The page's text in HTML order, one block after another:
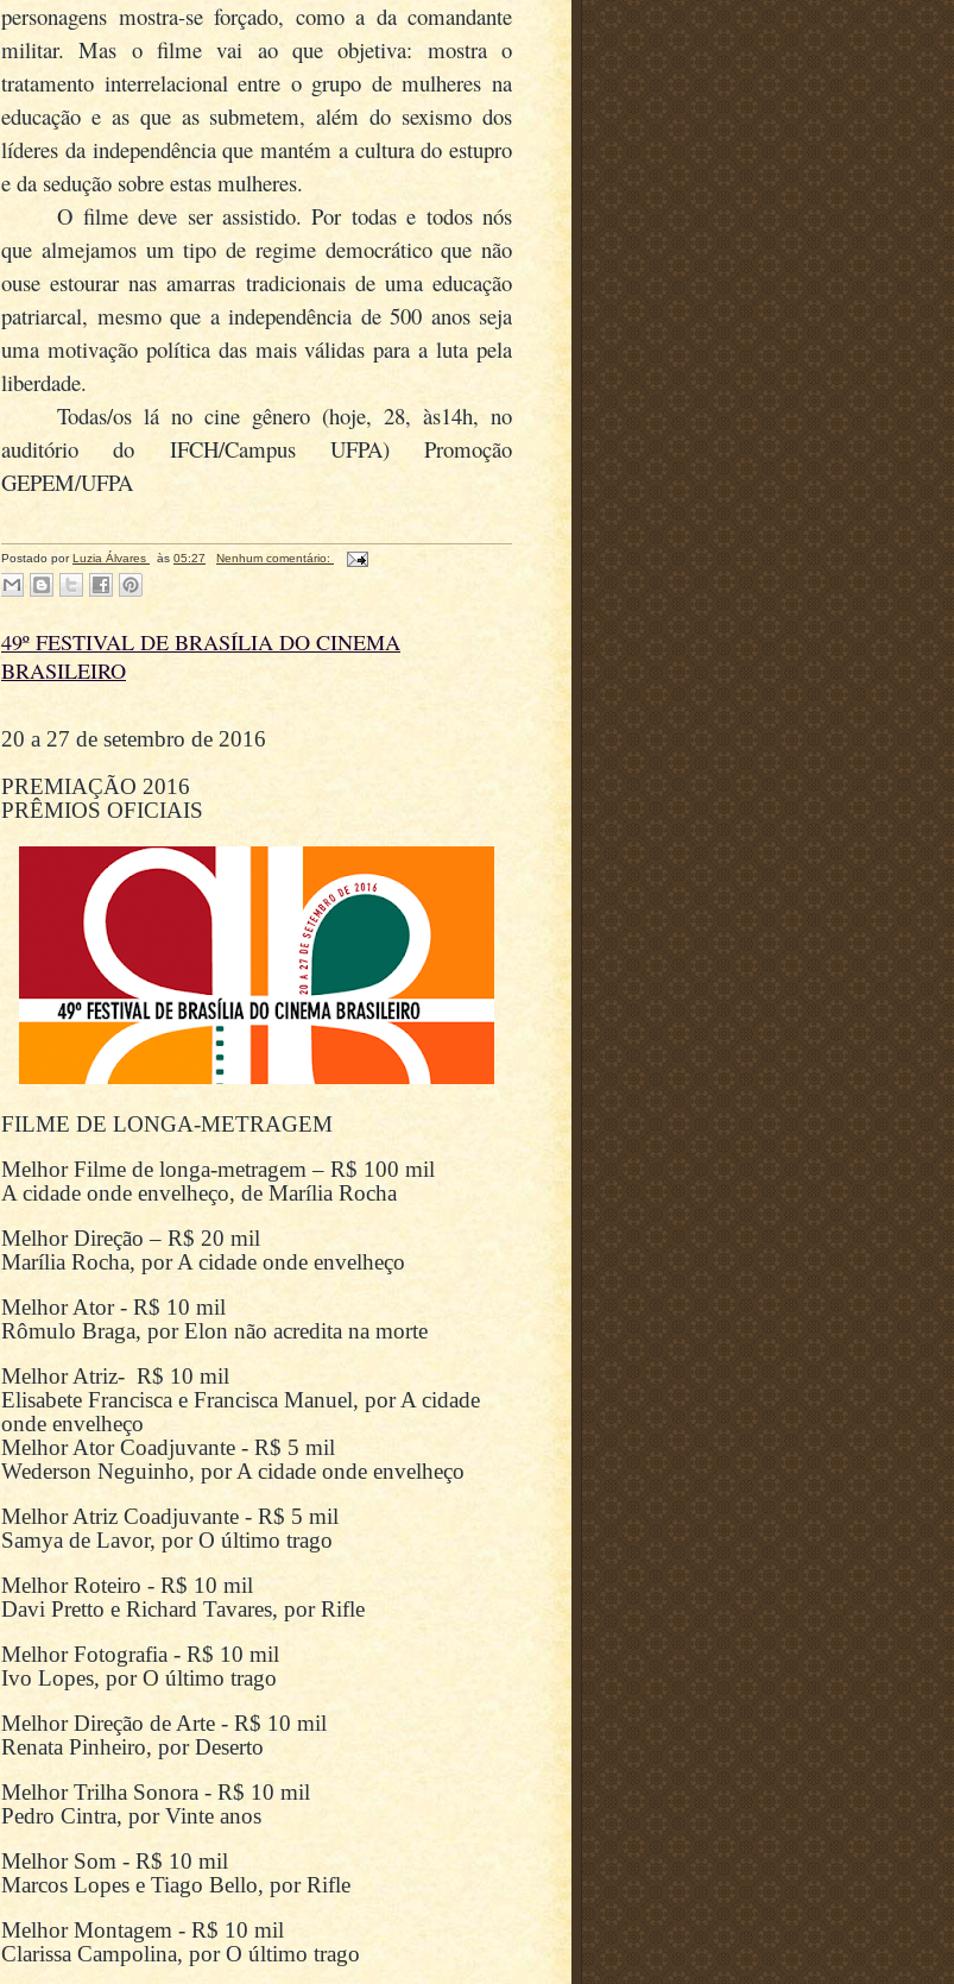
personagens mostra-se forçado, como a da comandante
militar. Mas o filme vai ao que objetiva: mostra o
tratamento interrelacional entre o grupo de mulheres na
educação e as que as submetem, além do sexismo dos
líderes da independência que mantém a cultura do estupro
e da sedução sobre estas mulheres.
O filme deve ser assistido. Por todas e todos nós
que almejamos um tipo de regime democrático que não
ouse estourar nas amarras tradicionais de uma educação
patriarcal, mesmo que a independência de 500 anos seja
uma motivação política das mais válidas para a luta pela
liberdade.
Todas/os lá no cine gênero (hoje, 28, às14h, no
auditório do IFCH/Campus UFPA) Promoção
GEPEM/UFPA
Postado porLuzia Álvares às 05:27 Nenhum comentário:
49º FESTIVAL DE BRASÍLIA DO CINEMA
BRASILEIRO
20 a 27 de setembro de 2016
PREMIAÇÃO 2016
PRÊMIOS OFICIAIS
FILME DE LONGA-METRAGEM
Melhor Filme de longa-metragem – R$ 100 mil
A cidade onde envelheço, de Marília Rocha
Melhor Direção – R$ 20 mil
Marília Rocha, por A cidade onde envelheço
Melhor Ator - R$ 10 mil
Rômulo Braga, por Elon não acredita na morte
Melhor Atriz- R$ 10 mil
Elisabete Francisca e Francisca Manuel, por A cidade
onde envelheço
Melhor Ator Coadjuvante - R$ 5 mil
Wederson Neguinho, por A cidade onde envelheço
Melhor Atriz Coadjuvante - R$ 5 mil
Samya de Lavor, por O último trago
Melhor Roteiro - R$ 10 mil
Davi Pretto e Richard Tavares, por Rifle
Melhor Fotografia - R$ 10 mil
Ivo Lopes, por O último trago
Melhor Direção de Arte - R$ 10 mil
Renata Pinheiro, por Deserto
Melhor Trilha Sonora - R$ 10 mil
Pedro Cintra, por Vinte anos
Melhor Som - R$ 10 mil
Marcos Lopes e Tiago Bello, por Rifle
Melhor Montagem - R$ 10 mil
Clarissa Campolina, por O último trago